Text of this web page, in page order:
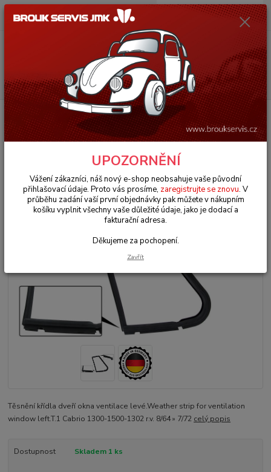
Menu
Hledat
(Po-Pá, 9-18 hod.)
0ks
za0 Kč
Úvod VW Brouk/Cabrio Typ 1
Okna & těsnění (Window & seals)
Těsnění křídla ventilace/L - T.1 Cabrio (1964 » 72)
Těsnění křídla ventilace/L - T.1
Cabrio (1964 » 72)
Těsnění křídla dveří okna ventilace levé.Weather strip for ventilation
window left.T.1 Cabrio 1300-1500-1302 r.v. 8/64 » 7/72 celý popis
Dostupnost Skladem 1 ks
UPOZORNĚNÍ
Vážení zákazníci, náš nový e-shop neobsahuje vaše původní
přihlašovací údaje. Proto vás prosíme, zaregistrujte se znovu. V
průběhu zadání vaší první objednávky pak můžete v nákupním
košíku vyplnit všechny vaše důležité údaje, jako je dodací a
fakturační adresa.
Děkujeme za pochopení.
Zavřít